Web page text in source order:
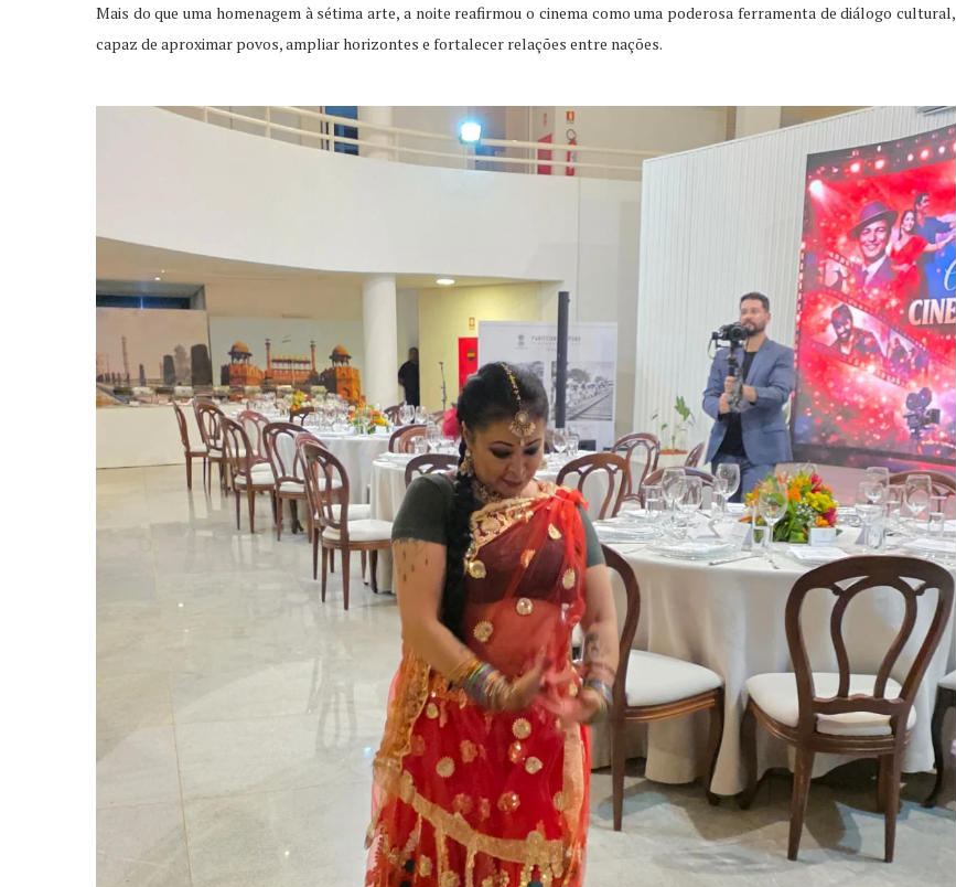
Mais do que uma homenagem à sétima arte, a noite reafirmou o cinema como uma poderosa ferramenta de diálogo cultural,
capaz de aproximar povos, ampliar horizontes e fortalecer relações entre nações.